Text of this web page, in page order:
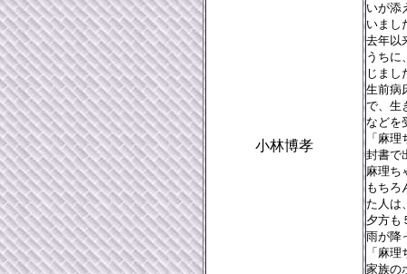
小林博孝
いが添
いまし
去年以
うちに
じまし
生前病
で、生
などを
「麻
封書で
麻理ち
もちろ
た人は
夕方も
雨が降
「麻
家族の